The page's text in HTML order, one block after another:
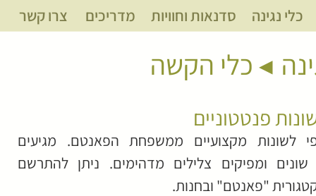
כלי נגינה סדנאות וחוויות מדריכים צרו קשר
כלי הקשה
פנטטוניים
לשונות מקצועיים ממשפחת הפאנטם. מגיעים
שונים ומפיקים צלילים מדהימים. ניתן להתרשם
"פאנטם" ובחנות.